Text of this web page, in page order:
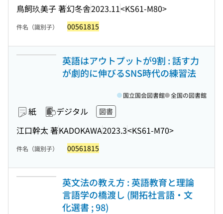
鳥飼玖美子 著幻冬舎2023.11<KS61-M80>
件名（識別子） 00561815
英語はアウトプットが9割 : 話す力
が劇的に伸びるSNS時代の練習法
紙 デジタル 図書
江口幹太 著KADOKAWA2023.3<KS61-M70>
国立国会図書館 全国の図書館
件名（識別子） 00561815
英文法の教え方 : 英語教育と理論
言語学の橋渡し (開拓社言語・文
化選書 ; 98)